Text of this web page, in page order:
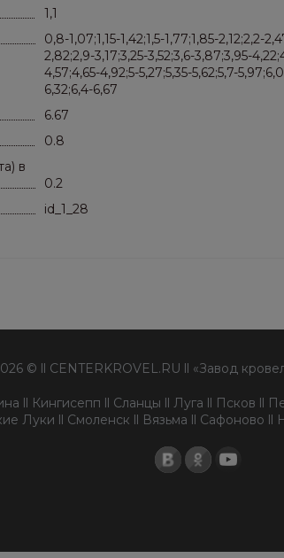
с левой стороны листа, что
эффектов;
безупречное прилегание листов
1,1
0,8-1,07;1,15-1,42;1,5-1,77;1,85-2,12;2,2-
2,82;2,9-3,17;3,25-3,52;3,6-3,87;3,95-
4,57;4,65-4,92;5-5,27;5,35-5,62;5,7-
6,32;6,4-6,67
6.67
0.8
в
0.2
id_1_28
© ll CENTERKROVEL.RU ll «Завод
ll Кингисепп ll Сланцы ll Луга ll Псков ll
Луки ll Смоленск ll Вязьма ll Сафоново